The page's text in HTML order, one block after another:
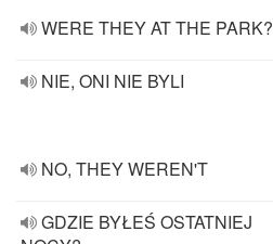
WERE THEY AT THE PARK?
NIE, ONI NIE BYLI
NO, THEY WEREN'T
GDZIE BYŁEŚ OSTATNIEJ